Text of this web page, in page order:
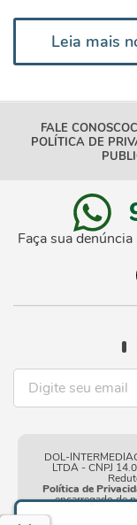
Leia mais
FALE CONOSCO
POLÍTICA DE
Faça sua
DOL-
LTDA - CNPJ
Política de
encarregado de